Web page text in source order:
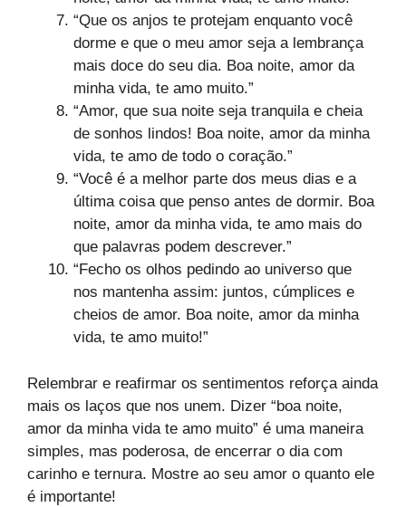
“Que os anjos te protejam enquanto você
dorme e que o meu amor seja a lembrança
mais doce do seu dia. Boa noite, amor da
minha vida, te amo muito.”
“Amor, que sua noite seja tranquila e cheia
de sonhos lindos! Boa noite, amor da minha
vida, te amo de todo o coração.”
“Você é a melhor parte dos meus dias e a
última coisa que penso antes de dormir. Boa
noite, amor da minha vida, te amo mais do
que palavras podem descrever.”
“Fecho os olhos pedindo ao universo que
nos mantenha assim: juntos, cúmplices e
cheios de amor. Boa noite, amor da minha
vida, te amo muito!”
Relembrar e reafirmar os sentimentos reforça ainda
mais os laços que nos unem. Dizer “boa noite,
amor da minha vida te amo muito” é uma maneira
simples, mas poderosa, de encerrar o dia com
carinho e ternura. Mostre ao seu amor o quanto ele
é importante!